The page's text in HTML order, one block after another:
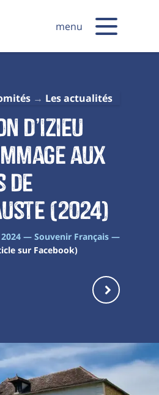
menu
Les actualités
d’Izieu
aux
de
(2024)
— Souvenir Français —
sur Facebook)